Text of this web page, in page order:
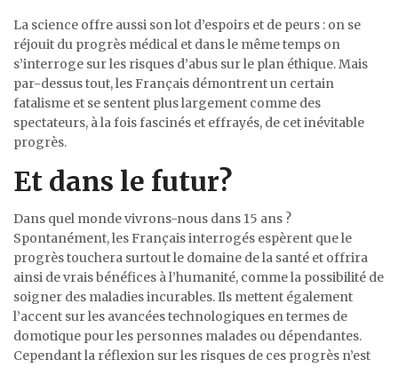
La science offre aussi son lot d’espoirs et de peurs : on se
réjouit du progrès médical et dans le même temps on
s’interroge sur les risques d’abus sur le plan éthique. Mais
par-dessus tout, les Français démontrent un certain
fatalisme et se sentent plus largement comme des
spectateurs, à la fois fascinés et effrayés, de cet inévitable
progrès.
Et dans le futur?
Dans quel monde vivrons-nous dans 15 ans ?
Spontanément, les Français interrogés espèrent que le
progrès touchera surtout le domaine de la santé et offrira
ainsi de vrais bénéfices à l’humanité, comme la possibilité de
soigner des maladies incurables. Ils mettent également
l’accent sur les avancées technologiques en termes de
domotique pour les personnes malades ou dépendantes.
Cependant la réflexion sur les risques de ces progrès n’est